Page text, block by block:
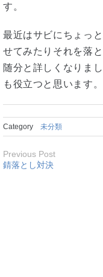
す。
最近はサビにちょっ
せてみたりそれを落
随分と詳しくなりま
も役立つと思います。
Category 未分類
Previous Post
錆落とし対決